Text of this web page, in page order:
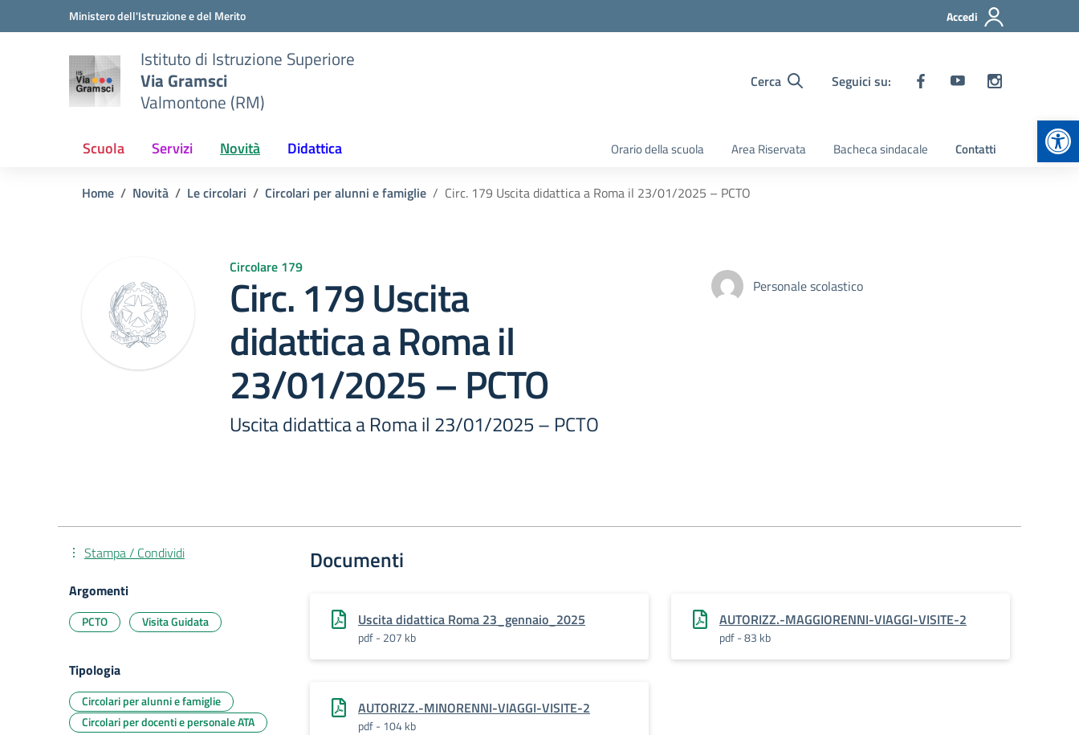
Vai ai contenuti
Vai al menu di navigazioneMinistero dell'Istruzione e del Merito Accedi
Istituto di Istruzione Superiore
Via Gramsci
Valmontone (RM)
Cerca Seguici su:
Scuola Servizi Novità Didattica Orario della scuola Area Riservata Bacheca sindacale Contatti
Home Novità Le circolari Circolari per alunni e famiglie Circ. 179 Uscita didattica a Roma il 23/01/2025 – PCTO
Circolare 179
Circ. 179 Uscita
didattica a Roma il
23/01/2025 – PCTO
Uscita didattica a Roma il 23/01/2025 – PCTO
Personale scolastico
Documenti
Uscita didattica Roma 23_gennaio_2025
pdf - 207 kb
AUTORIZZ.-MAGGIORENNI-VIAGGI-VISITE-2
pdf - 83 kb
AUTORIZZ.-MINORENNI-VIAGGI-VISITE-2
pdf - 104 kb
Stampa / Condividi
Argomenti
PCTO Visita Guidata
Tipologia
Circolari per alunni e famiglie
Circolari per docenti e personale ATA